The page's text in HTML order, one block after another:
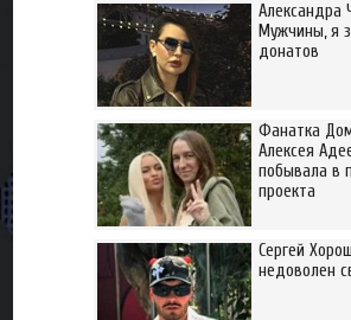
Александра
Мужчины, я
донатов
Фанатка
Алексея
побывала в
проекта
Сергей
недоволен